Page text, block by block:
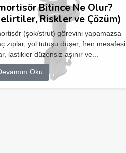
Bitince Ne Olur?
Riskler ve Çözüm)
(şok/strut) görevini yapamazsa
zıplar, yol tutuşu düşer, fren mesafesi
lastikler düzensiz aşınır ve...
Oku